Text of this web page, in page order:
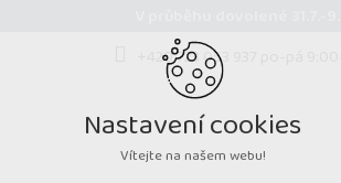
V průběhu dovolené
+420 723 053 937 po-pá 9:00-
Nastavení cookies
Vítejte na našem webu!